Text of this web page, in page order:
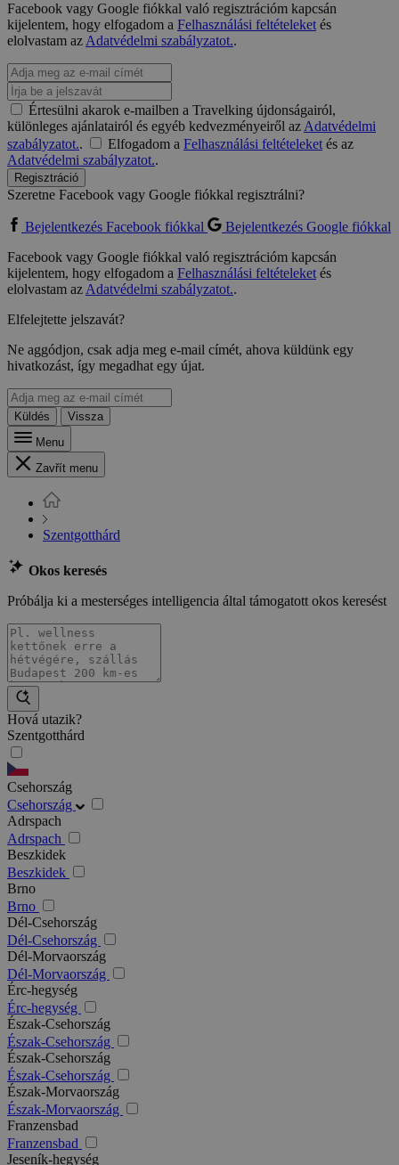
Facebook vagy Google fiókkal való regisztrációm kapcsán
kijelentem, hogy elfogadom a Felhasználási feltételeketés
elolvastam azAdatvédelmi szabályzatot..
Értesülni akarok e-mailben a Travelking újdonságairól,
különleges ajánlatairól és egyéb kedvezményeiről azAdatvédelmi
szabályzatot.. Elfogadom a Felhasználási feltételeketés az
Adatvédelmi szabályzatot..
Regisztráció
Szeretne Facebook vagy Google fiókkal regisztrálni?
Bejelentkezés Facebook fiókkal
Bejelentkezés Google fiókkal
Facebook vagy Google fiókkal való regisztrációm kapcsán
kijelentem, hogy elfogadom a Felhasználási feltételeketés
elolvastam azAdatvédelmi szabályzatot..
Elfelejtette jelszavát?
Ne aggódjon, csak adja meg e-mail címét, ahova küldünk egy
hivatkozást, így megadhat egy újat.
Küldés
Vissza
Menu
Zavřít menu
Szentgotthárd
Okos keresés
Próbálja ki a mesterséges intelligencia által támogatott okos keresést
Hová utazik?
Szentgotthárd
Csehország
Csehország
Adrspach
Adrspach
Beszkidek
Beszkidek
Brno
Brno
Dél-Csehország
Dél-Csehország
Dél-Morvaország
Dél-Morvaország
Érc-hegység
Érc-hegység
Észak-Csehország
Észak-Csehország
Észak-Csehország
Észak-Csehország
Észak-Morvaország
Észak-Morvaország
Franzensbad
Franzensbad
Jeseník-hegység